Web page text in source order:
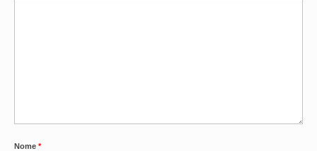
Nome *